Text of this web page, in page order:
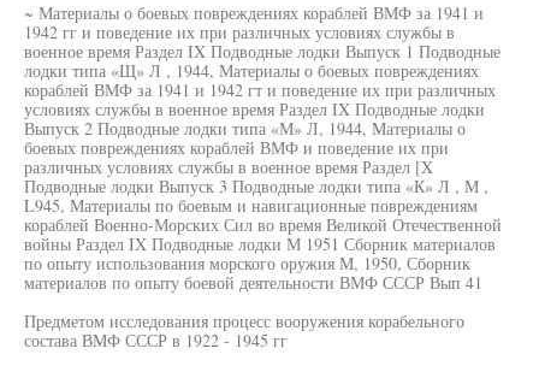
~ Материалы о боевых повреждениях кораблей ВМФ за 1941 и
1942 гг и поведение их при различных условиях службы в
военное время Раздел IX Подводные лодки Выпуск 1 Подводные
лодки типа «Щ» Л , 1944, Материалы о боевых повреждениях
кораблей ВМФ за 1941 и 1942 гт и поведение их при различных
условиях службы в военное время Раздел IX Подводные лодки
Выпуск 2 Подводные лодки типа «М» Л, 1944, Материалы о
боевых повреждениях кораблей ВМФ и поведение их при
различных условиях службы в военное время Раздел [X
Подводные лодки Выпуск 3 Подводные лодки типа «К» Л , М ,
L945, Материалы по боевым и навигационные повреждениям
кораблей Военно-Морских Сил во время Великой Отечественной
войны Раздел IX Подводные лодки М 1951 Сборник материалов
по опыту использования морского оружия М, 1950, Сборник
материалов по опыту боевой деятельности ВМФ СССР Вып 41
Предметом исследования процесс вооружения корабельного
состава ВМФ СССР в 1922 - 1945 гг